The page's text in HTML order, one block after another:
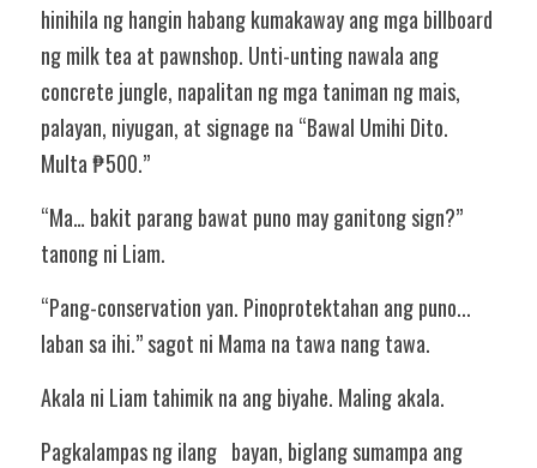
hinihila ng hangin habang kumakaway ang mga billboard
ng milk tea at pawnshop. Unti-unting nawala ang
concrete jungle, napalitan ng mga taniman ng mais,
palayan, niyugan, at signage na “Bawal Umihi Dito.
Multa ₱500.”
“Ma… bakit parang bawat puno may ganitong sign?”
tanong ni Liam.
“Pang-conservation yan. Pinoprotektahan ang puno...
laban sa ihi.” sagot ni Mama na tawa nang tawa.
Akala ni Liam tahimik na ang biyahe. Maling akala.
Pagkalampas ng ilang   bayan, biglang sumampa ang